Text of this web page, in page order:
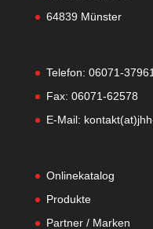
64839 Münster
Telefon: 06071-
Fax: 06071-62578
E-Mail:
Onlinekatalog
Produkte
Partner / Marken